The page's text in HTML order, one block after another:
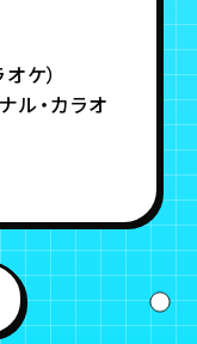
ケ）
ル・カラオ